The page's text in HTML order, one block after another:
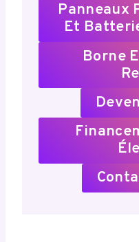
Panneaux
Et
Borne